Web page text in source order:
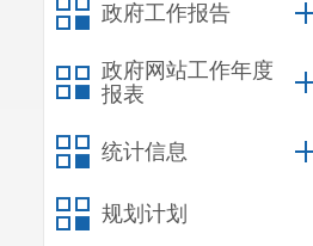
政府工作报告
政府网站工作年度
报表
统计信息
规划计划